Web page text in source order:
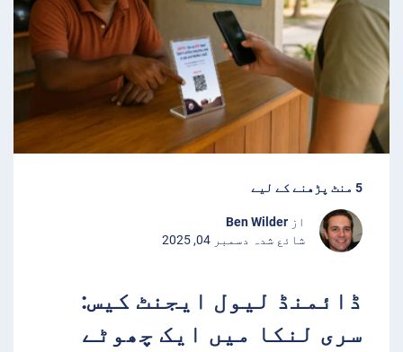
5 منٹ پڑھنے کے لیے
از Ben Wilder
شائع شدہ دسمبر 04, 2025
ڈائمنڈ لیول ایجنٹ کیس:
سری لنکا میں ایک چھوٹے